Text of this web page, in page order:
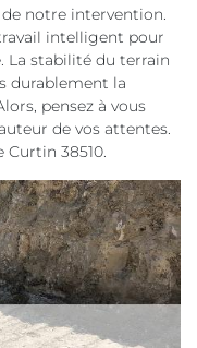
notre intervention.
intelligent pour
La stabilité du terrain
durablement la
pensez à vous
de vos attentes.
38510.